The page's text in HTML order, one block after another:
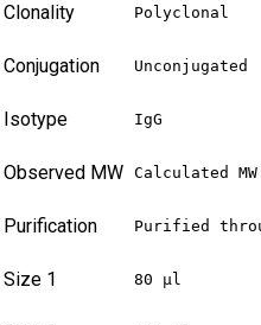
Clonality Polyclonal
Conjugation Unconjugated
Isotype IgG
Observed MW Calculated
Purification Purified
Size 1 80 µl